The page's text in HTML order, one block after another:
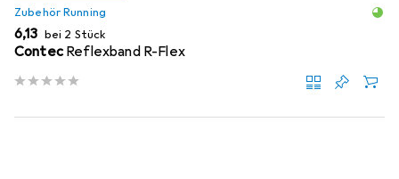
Zubehör Running
EUR
6,13 bei 2 Stück
Contec Reflexband R-Flex